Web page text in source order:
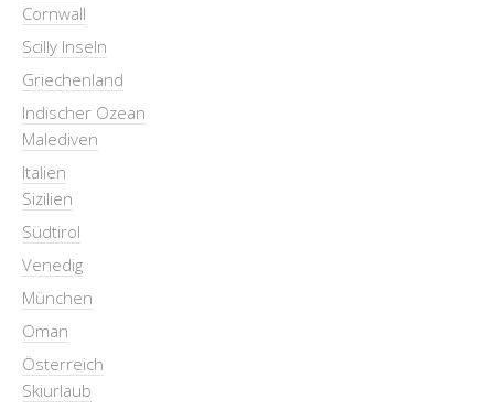
Cornwall
Scilly Inseln
Griechenland
Indischer Ozean
Malediven
Italien
Sizilien
Südtirol
Venedig
München
Oman
Österreich
Skiurlaub